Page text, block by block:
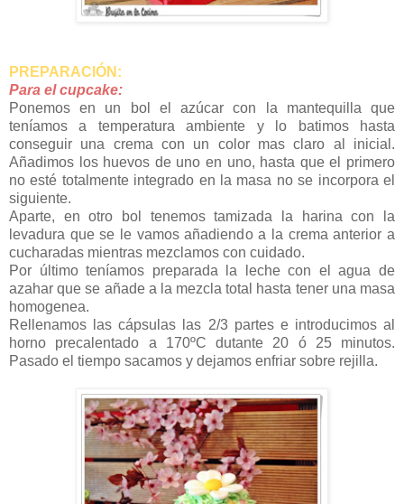
PREPARACIÓN:
Para el cupcake:
Ponemos en un bol el azúcar con la mantequilla que
teníamos a temperatura ambiente y lo batimos hasta
conseguir una crema con un color mas claro al inicial.
Añadimos los huevos de uno en uno, hasta que el primero
no esté totalmente integrado en la masa no se incorpora el
siguiente.
Aparte, en otro bol tenemos tamizada la harina con la
levadura que se le vamos añadiendo a la crema anterior a
cucharadas mientras mezclamos con cuidado.
Por último teníamos preparada la leche con el agua de
azahar que se añade a la mezcla total hasta tener una masa
homogenea.
Rellenamos las cápsulas las 2/3 partes e introducimos al
horno precalentado a 170ºC dutante 20 ó 25 minutos.
Pasado el tiempo sacamos y dejamos enfriar sobre rejilla.